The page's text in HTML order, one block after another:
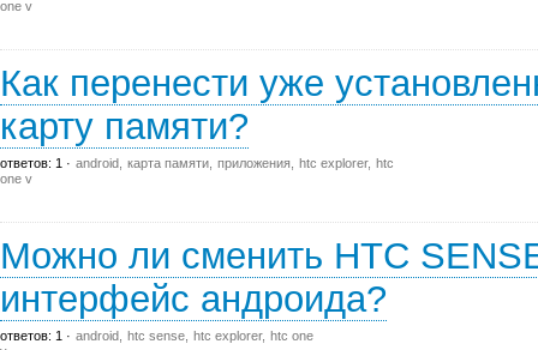
one v
Как перенести уже
карту памяти?
ответов: 1 android карта памяти приложения htc explorer htc
one v
Можно ли сменить HTC
интерфейс андроида?
ответов: 1 android htc sense htc explorer htc one